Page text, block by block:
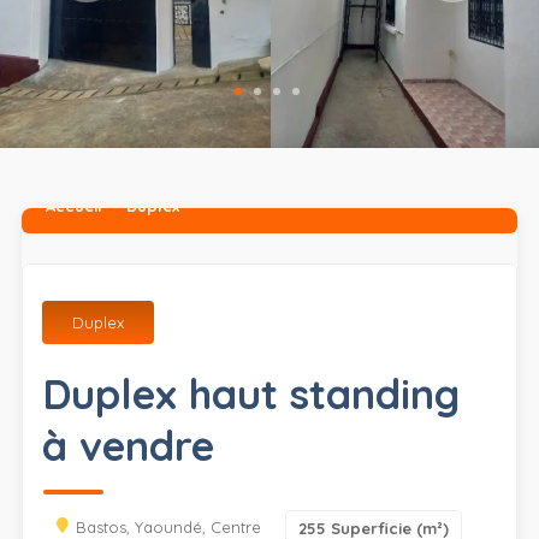
Accueil Duplex
Duplex
Duplex haut standing
à vendre
Bastos, Yaoundé, Centre 255 Superficie (m²)